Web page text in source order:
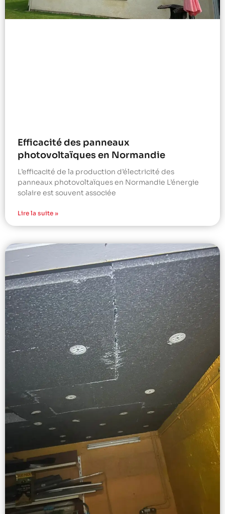
Efficacité des panneaux
photovoltaïques en Normandie
L’efficacité de la production d’électricité des
panneaux photovoltaïques en Normandie L’énergie
solaire est souvent associée
Lire la suite »